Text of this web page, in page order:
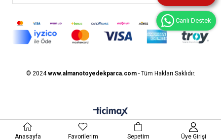
© 2024www.almanotoyedekparca.com- Tüm Hakları Saklıdır.
Canlı Destek
Anasayfa Favorilerim Sepetim Üye Girişi